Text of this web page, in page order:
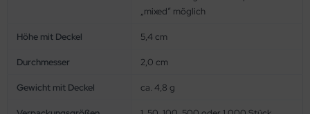
„mixed“ möglich
Höhe mit Deckel 5,4 cm
Durchmesser 2,0 cm
Gewicht mit Deckel ca. 4,8 g